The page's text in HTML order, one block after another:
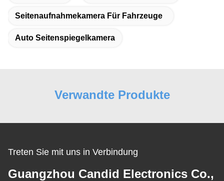
Seitenaufnahmekamera Für Fahrzeuge
Auto Seitenspiegelkamera
Verwandte Produkte
Treten Sie mit uns in Verbindung
Guangzhou Candid Electronics Co.,